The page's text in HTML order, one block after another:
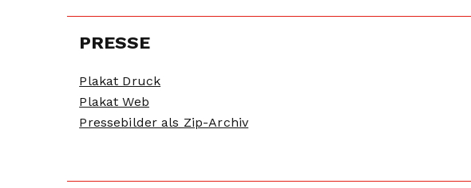
PRESSE
Plakat Druck
Plakat Web
Pressebilder als Zip-Archiv